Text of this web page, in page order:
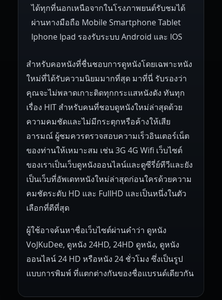
ได้ทุกที่นอกเหนือจากในโรงภาพยนต์รับชมได้
ผ่านทางมือถือ Mobile Smartphone Tablet
Iphone Ipad รองรับระบบ Android และ IOS
สำหรับคอหนังที่ชื่นชอบการดูหนังโดยเฉพาะหนัง
ใหม่ที่ได้รับความนิยมมากที่สุด มาที่นี่ รับรองว่า
คุณจะไม่พลาดเกาะติดทุกกระแสหนังดัง ทันทุก
เรื่อง HIT สำหรับคนที่ชอบดูหนังใหม่ล่าสุดด้วย
ความคมชัดและไม่มีกระตุกหรือค้างให้เสีย
อารมณ์ ผู้ชมควรตรวจสอบความเร็วอินเตอร์เน็ต
ของท่านให้เหมาะสม เช่น 3G 4G Wifi เว็บไซต์
ของเราเป็นเว็บดูหนังออนไลน์และดูซีรี่ย์ทีวีและยัง
เป็นเว็บที่อัพเดทหนังใหม่ล่าสุดก่อนใครด้วยความ
คมชัดระดับ HD และ FullHD และเป็นหนึ่งในตัว
เลือกที่ดีที่สุด
ผู้ใช้อาจค้นหาชื่อเว็บไซต์ผ่านคำว่า ดูหนัง
VoJKuDee, ดูหนัง 24HD, 24HD ดูหนัง, ดูหนัง
ออนไลน์ 24 HD หรือหนัง 24 ชั่วโมง ซึ่งเป็นรูป
แบบการพิมพ์ ที่แตกต่างกันของชื่อแบรนด์เดียวกัน